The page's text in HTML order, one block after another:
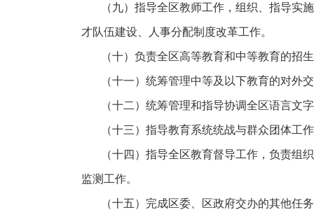
（九）指导全区教师工作，组织、指导实
才队伍建设、人事分配制度改革工作。
（十）负责全区高等教育和中等教育的招
（十一）统筹管理中等及以下教育的对外
（十二）统筹管理和指导协调全区语言文
（十三）指导教育系统统战与群众团体工
（十四）指导全区教育督导工作，负责组
监测工作。
（十五）完成区委、区政府交办的其他任